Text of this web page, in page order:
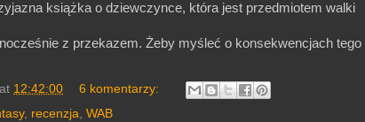
książka o dziewczynce, która jest przedmiotem walki
z przekazem. Żeby myśleć o konsekwencjach tego
at 12:42:00
6 komentarzy:
, recenzja, WAB